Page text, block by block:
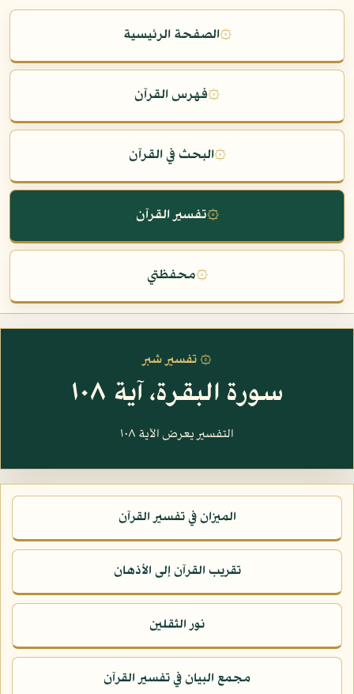
۞الصفحة الرئيسية
۞فهرس القرآن
۞البحث في القرآن
۞تفسير القرآن
۞محفظتي
۞ تفسير شبر
سورة البقرة، آية ١٠٨
التفسير يعرض الآية ١٠٨
الميزان في تفسير القرآن
تقريب القرآن إلى الأذهان
نور الثقلين
مجمع البيان في تفسير القرآن